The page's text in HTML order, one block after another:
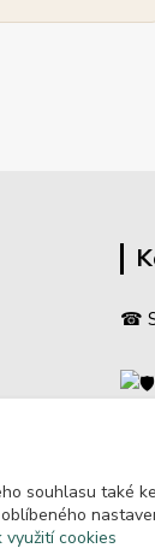
☎
souhlasu také ke
využití cookies